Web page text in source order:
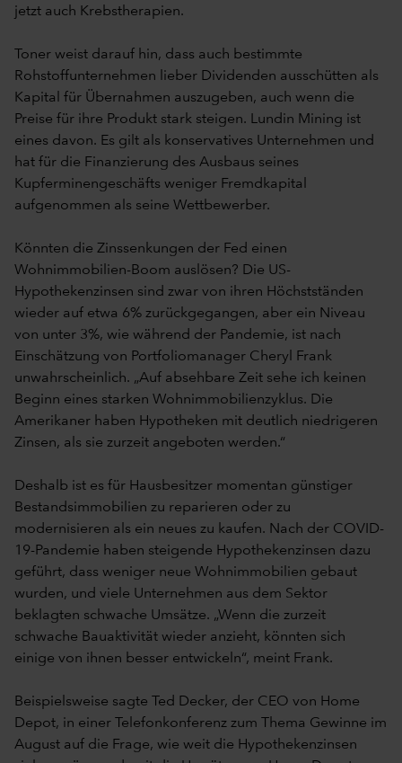
jetzt auch Krebstherapien.
Toner weist darauf hin, dass auch bestimmte
Rohstoffunternehmen lieber Dividenden ausschütten als
Kapital für Übernahmen auszugeben, auch wenn die
Preise für ihre Produkt stark steigen. Lundin Mining ist
eines davon. Es gilt als konservatives Unternehmen und
hat für die Finanzierung des Ausbaus seines
Kupferminengeschäfts weniger Fremdkapital
aufgenommen als seine Wettbewerber.
Könnten die Zinssenkungen der Fed einen
Wohnimmobilien-Boom auslösen? Die US-
Hypothekenzinsen sind zwar von ihren Höchstständen
wieder auf etwa 6% zurückgegangen, aber ein Niveau
von unter 3%, wie während der Pandemie, ist nach
Einschätzung von Portfoliomanager Cheryl Frank
unwahrscheinlich. „Auf absehbare Zeit sehe ich keinen
Beginn eines starken Wohnimmobilienzyklus. Die
Amerikaner haben Hypotheken mit deutlich niedrigeren
Zinsen, als sie zurzeit angeboten werden.“
Deshalb ist es für Hausbesitzer momentan günstiger
Bestandsimmobilien zu reparieren oder zu
modernisieren als ein neues zu kaufen. Nach der COVID-
19-Pandemie haben steigende Hypothekenzinsen dazu
geführt, dass weniger neue Wohnimmobilien gebaut
wurden, und viele Unternehmen aus dem Sektor
beklagten schwache Umsätze. „Wenn die zurzeit
schwache Bauaktivität wieder anzieht, könnten sich
einige von ihnen besser entwickeln“, meint Frank.
Beispielsweise sagte Ted Decker, der CEO von Home
Depot, in einer Telefonkonferenz zum Thema Gewinne im
August auf die Frage, wie weit die Hypothekenzinsen